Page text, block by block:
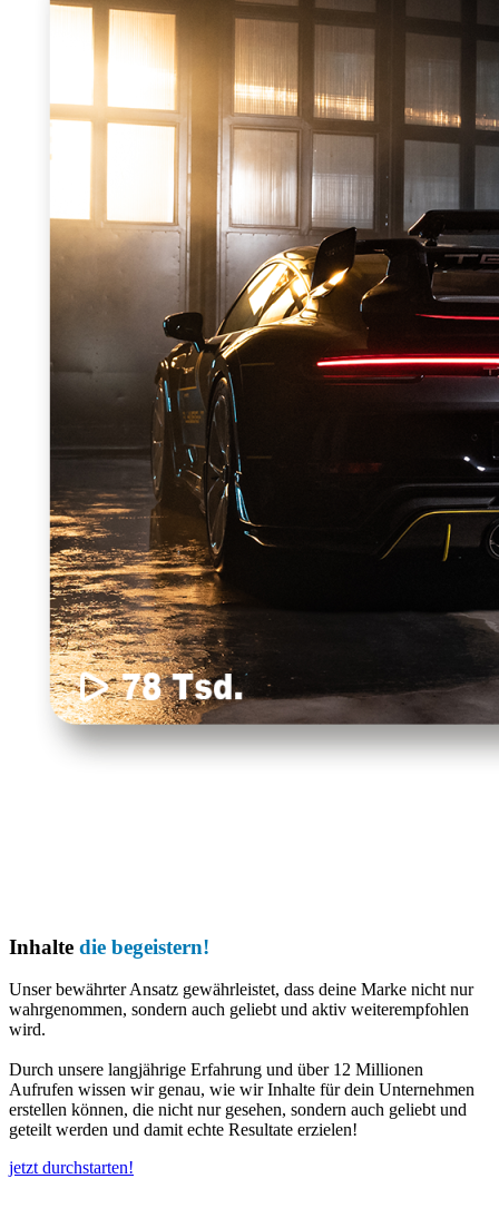
Inhalte die begeistern!
Unser bewährter Ansatz gewährleistet, dass deine Marke nicht nur
wahrgenommen, sondern auch geliebt und aktiv weiterempfohlen
wird.
Durch unsere langjährige Erfahrung und über 12 Millionen
Aufrufen wissen wir genau, wie wir Inhalte für dein Unternehmen
erstellen können, die nicht nur gesehen, sondern auch geliebt und
geteilt werden und damit echte Resultate erzielen!
jetzt durchstarten!